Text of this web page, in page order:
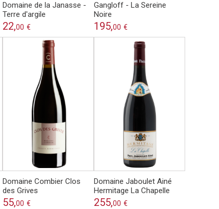
Domaine de la Janasse -
Terre d'argile
22,00 €
Gangloff - La Sereine
Noire
195,00 €
Domaine Combier Clos
des Grives
55,00 €
Domaine Jaboulet Ainé
Hermitage La Chapelle
255,00 €